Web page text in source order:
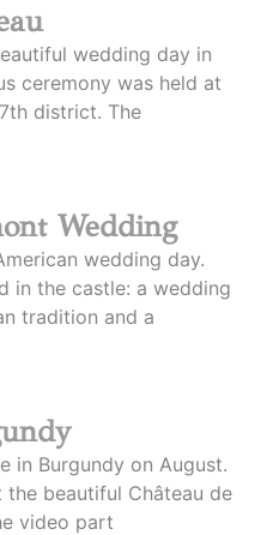
wedding day in
ceremony was held at
district. The
Wedding
wedding day.
in the castle: a wedding
tradition and a
in Burgundy on August.
beautiful Château de
video part